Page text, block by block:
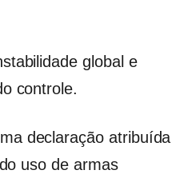
global e
controle.
declaração atribuída
uso de armas